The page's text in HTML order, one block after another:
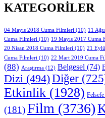
KATEGORILER
04 Mayıs 2018 Cuma Filmleri (10) 11
Cuma Filmleri (10) 19 Mayıs 2017 Cuma
20 Nisan 2018 Cuma Filmleri (10) 21
Cuma Filmleri (10) 22 Mart 2019 Cuma
(88) Araştırma (12) Belgesel (74)
Dizi (494)Diğer
Etkinlik (1928) Felsefe
(181)Film (3736)